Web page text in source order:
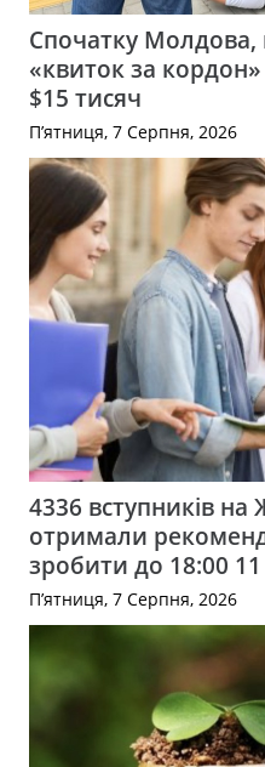
Спочатку
«квиток за
$15 тисяч
П’ятниця, 7 Серпня, 2026
4336 вступників
отримали
зробити до 18:00
П’ятниця, 7 Серпня, 2026